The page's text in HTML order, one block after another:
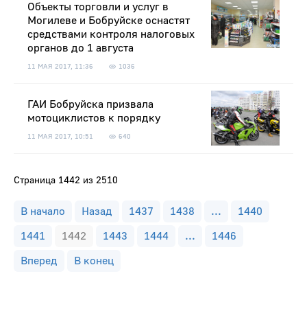
Объекты торговли и услуг в
Могилеве и Бобруйске оснастят
средствами контроля налоговых
органов до 1 августа
11 МАЯ 2017, 11:36 1036
ГАИ Бобруйска призвала
мотоциклистов к порядку
11 МАЯ 2017, 10:51 640
Страница 1442 из 2510
В начало Назад 1437 1438 ...
1440
1441
1442 1443 1444 ...
1446
Вперед
В конец